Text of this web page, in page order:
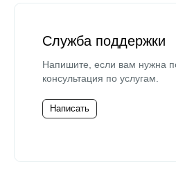
Служба поддержки
Напишите, если вам нужна
консультация по услугам.
Написать